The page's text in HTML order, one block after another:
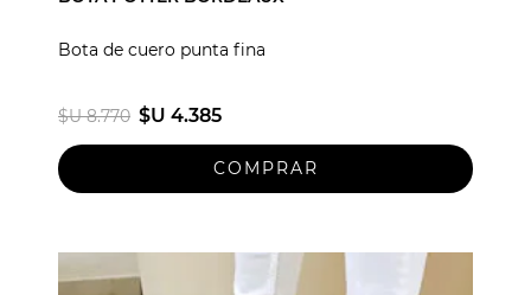
Bota de cuero punta fina
$U 8.770 $U 4.385